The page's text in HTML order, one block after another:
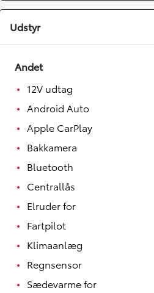
Udstyr
Andet
12V udtag
Android Auto
Apple CarPlay
Bakkamera
Bluetooth
Centrallås
Elruder for
Fartpilot
Klimaanlæg
Regnsensor
Sædevarme for